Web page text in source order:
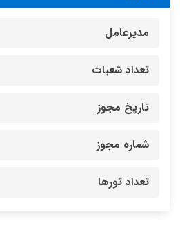
مدیرعامل
تعداد شعبات
تاریخ مجوز
شماره مجوز
تعداد تورها